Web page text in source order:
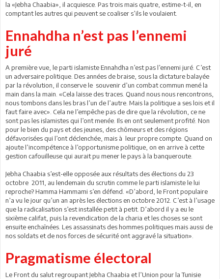
la «Jebha Chaabia», il acquiesce. Pas trois mais quatre, estime-t-il, en
comptant les autres qui peuvent se coaliser s’ils le voulaient.
Ennahdha n’est pas l’ennemi
juré
A première vue, le parti islamiste Ennahdha n’est pas l’ennemi juré. C’est
un adversaire politique. Des années de braise, sous la dictature balayée
par la révolution, il conserve le souvenir d’un combat commun mené la
main dans la main. «Cela laisse des traces. Quand nous nous rencontrons,
nous tombons dans les bras l’un de l’autre. Mais la politique a ses lois et il
faut faire avec». Cela ne l’empêche pas de dire que la révolution, ce ne
sont pas les islamistes qui l’ont menée. Ils en ont seulement profité. Non
pour le bien du pays et des jeunes, des chômeurs et des régions
défavorisées qui l’ont déclenchée, mais à leur propre compte. Quand on
ajoute l’incompétence à l’opportunisme politique, on en arrive à cette
gestion cafouilleuse qui aurait pu mener le pays à la banqueroute.
Jebha Chaabia s’est-elle opposée aux résultats des élections du 23
octobre 2011, au lendemain du scrutin comme le parti islamiste le lui
reproche? Hamma Hammami s’en défend. «D’abord, le Front populaire
n’a vu le jour qu’un an après les élections en octobre 2012. C’est à l’usage
que la radicalisation s’est installée petit à petit. D’abord il y a eu le
sixième califat, puis la revendication de la charia et les choses se sont
ensuite enchaînées. Les assassinats des hommes politiques mais aussi de
nos soldats et de nos forces de sécurité ont aggravé la situation».
Pragmatisme électoral
Le Front du salut regroupant Jebha Chaabia et l’Union pour la Tunisie